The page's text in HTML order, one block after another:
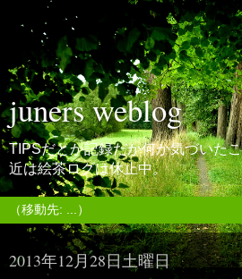
juners weblog
TIPSだとか記録だか何か気づいた
近は絵茶ログは休止中。
2013年12月28日土曜日